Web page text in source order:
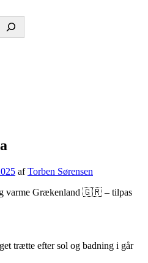
afTorben Sørensen
varme Grækenland 🇬🇷 – tilpas
trætte efter sol og badning i går